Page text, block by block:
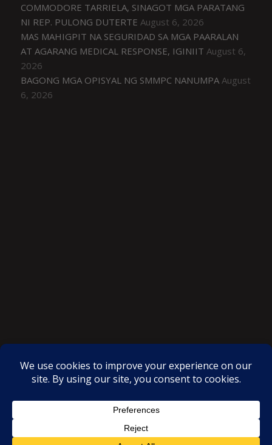
COMMODORE TARRIELA, SINAGOT MGA PARATANG
NI REP. PULONG DUTERTE August 6, 2026
MAS MAHIGPIT NA SEGURIDAD SA MGA PAARALAN
AT AGARANG MEDICAL RESPONSE, IGINIIT August 6,
2026
BAGONG MGA OPISYAL NG SMMPC NANUMPA August
6, 2026